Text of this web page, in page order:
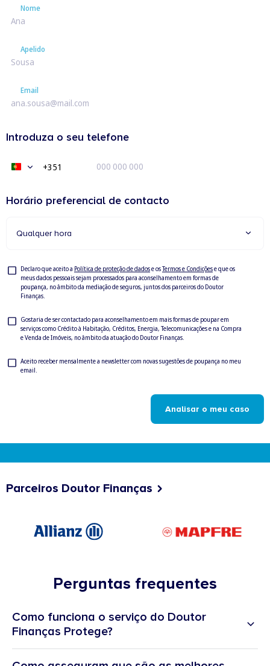
Nome
Nome
Apelido
Apelido
Email
Email
Introduza o seu telefone
Portugal+351
Horário preferencial de contacto
Qualquer hora
Consentimento
Declaro que aceito a Política de proteção de dadose osTermos e Condiçõese que os
meus dados pessoais sejam processados para aconselhamento em formas de
poupança, no âmbito da mediação de seguros, juntos dos parceiros do Doutor
Finanças.
Consentimento
para
contactado
Gostaria de ser contactado para aconselhamento em mais formas de poupar em
serviços como Crédito à Habitação, Créditos, Energia, Telecomunicações e na Compra
e Venda de Imóveis, no âmbito da atuação do Doutor Finanças.
Newsletter
Aceito receber mensalmente a newsletter com novas sugestões de poupança no meu
email.
Analisar o meu caso
Parceiros Doutor Finanças
Perguntas frequentes
Como funciona o serviço do Doutor
Finanças Protege?